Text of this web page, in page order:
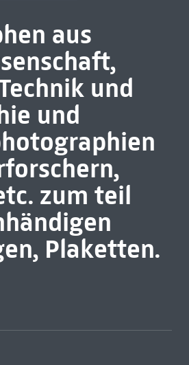
aus
und
und
zum teil
Plaketten.